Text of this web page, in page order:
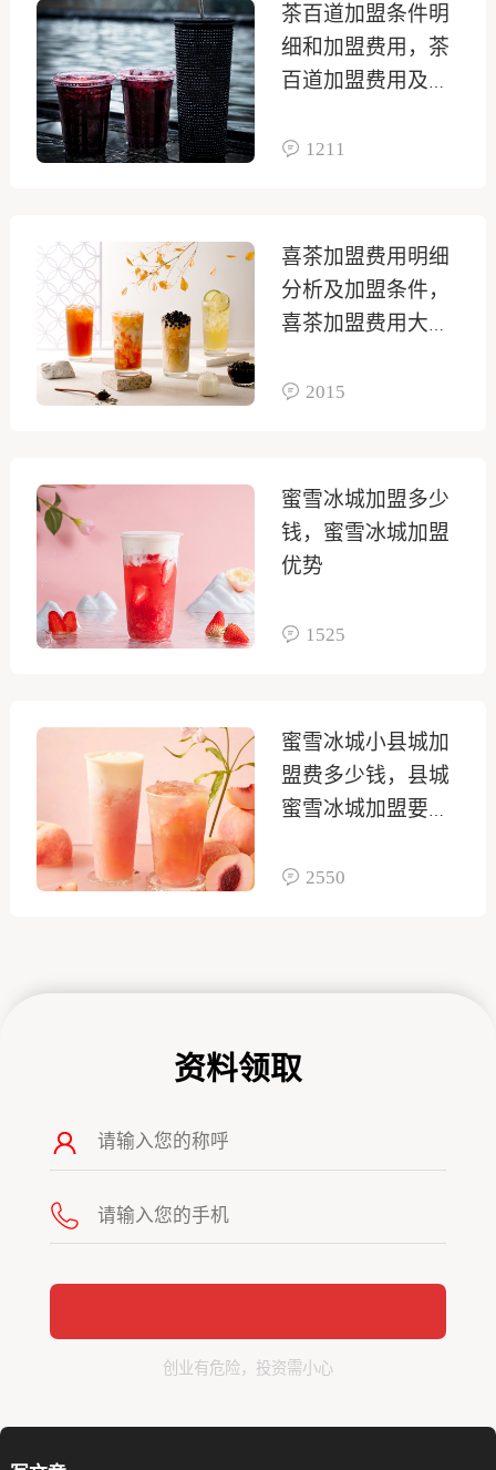
茶百道加盟条件明
细和加盟费用，茶
百道加盟费用及加
1211
喜茶加盟费用明细
分析及加盟条件，
喜茶加盟费用大概
2015
蜜雪冰城加盟多少
钱，蜜雪冰城加盟
优势
1525
蜜雪冰城小县城加
盟费多少钱，县城
蜜雪冰城加盟要多
2550
资料领取
创业有危险，投资需小心